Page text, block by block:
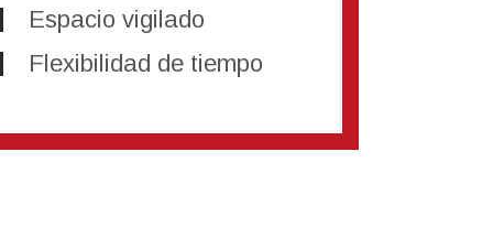
Espacio vigilado
Flexibilidad de tiempo